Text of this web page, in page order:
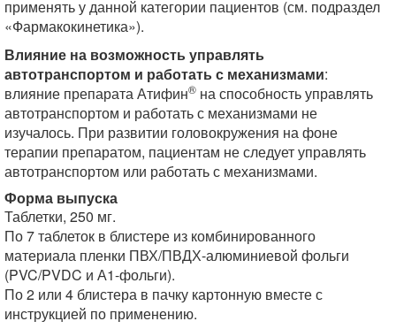
применять у данной категории пациентов (см. подраздел
«Фармакокинетика»).
Влияние на возможность управлять
автотранспортом и работать с механизмами:
влияние препарата Атифин® на способность управлять
автотранспортом и работать с механизмами не
изучалось. При развитии головокружения на фоне
терапии препаратом, пациентам не следует управлять
автотранспортом или работать с механизмами.
Форма выпуска
Таблетки, 250 мг.
По 7 таблеток в блистере из комбинированного
материала пленки ПВХ/ПВДХ-алюминиевой фольги
(PVC/PVDC и А1-фольги).
По 2 или 4 блистера в пачку картонную вместе с
инструкцией по применению.